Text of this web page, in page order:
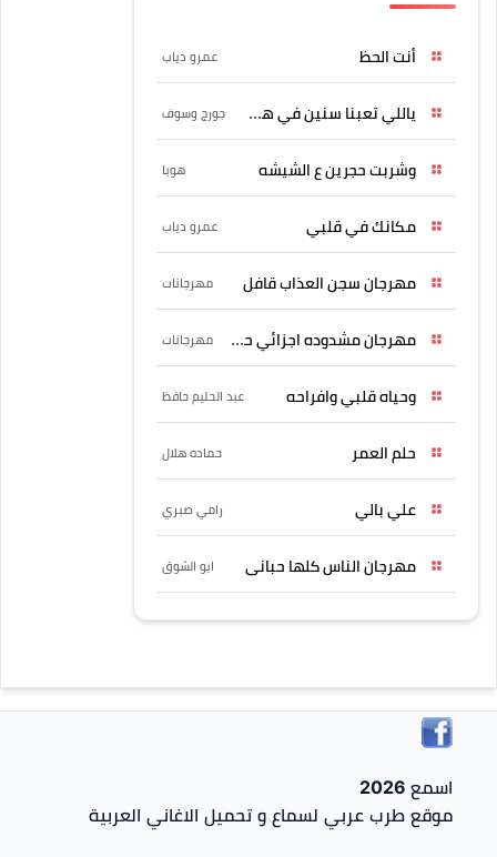
أنت الحظ عمرو دياب
ياللي تعبنا سنين في هواه جورج وسوف
وشربت حجرين ع الشيشه هوبا
مكانك في قلبي عمرو دياب
مهرجان سجن العذاب قافل مهرجانات
مهرجان مشدوده اجزائي حربونى مهرجانات
وحياه قلبي وافراحه عبد الحليم حافظ
حلم العمر حماده هلال
علي بالي رامي صبري
مهرجان الناس كلها حبانى ابو الشوق
اسمع 2026
موقع طرب عربي لسماع و تحميل الاغاني العربية